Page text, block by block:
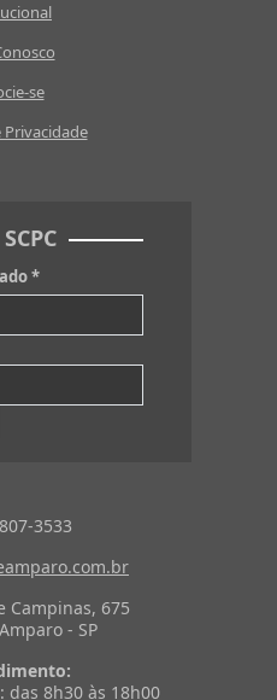
se
Privacidade
*
3533
Campinas, 675
- SP
das 8h30 às 18h00